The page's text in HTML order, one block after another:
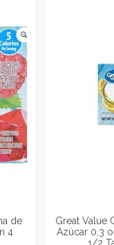
de
4
Great Value
Azúcar 0,3